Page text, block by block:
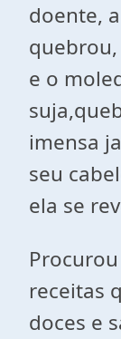
doente,
e o
imensa
seu
ela se
receitas
doces e